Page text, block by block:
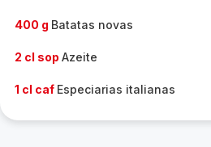
400 g Batatas novas
2 cl sop Azeite
1 cl caf Especiarias italianas